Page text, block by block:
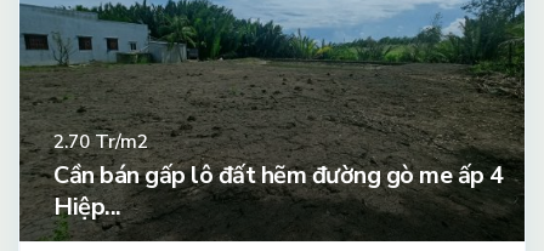
2.70Tr/m2
Cần bán gấp lô đất hẽm đường gò me ấp 4
Hiệp...